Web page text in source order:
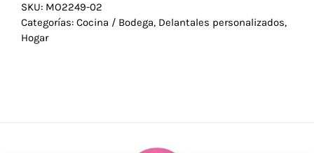
SKU: MO2249-02
Categorías: Cocina / Bodega, Delantales personalizados,
Hogar